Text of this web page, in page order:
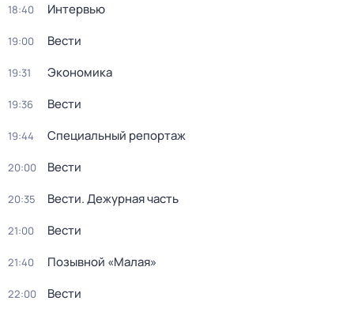
18:40 Интервью
19:00 Вести
19:31 Экономика
19:36 Вести
19:44 Специальный репортаж
20:00 Вести
20:35 Вести. Дежурная часть
21:00 Вести
21:40 Позывной «Малая»
22:00 Вести